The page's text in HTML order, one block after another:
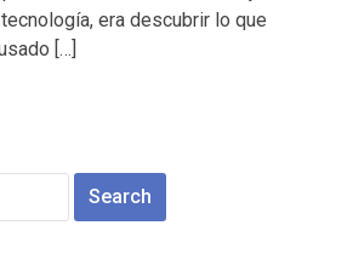
era descubrir lo que
[…]